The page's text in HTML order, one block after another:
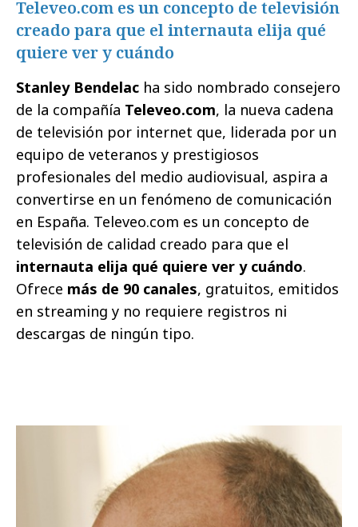
Televeo.com es un concepto de televisión
creado para que el internauta elija qué
quiere ver y cuándo
Stanley Bendelac ha sido nombrado consejero
de la compañía Televeo.com, la nueva cadena
de televisión por internet que, liderada por un
equipo de veteranos y prestigiosos
profesionales del medio audiovisual, aspira a
convertirse en un fenómeno de comunicación
en España. Televeo.com es un concepto de
televisión de calidad creado para que el
internauta elija qué quiere ver y cuándo.
Ofrece más de 90 canales, gratuitos, emitidos
en streaming y no requiere registros ni
descargas de ningún tipo.